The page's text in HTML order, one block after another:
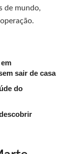
de mundo,
sair de casa
do